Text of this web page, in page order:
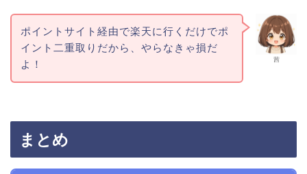
茜
ポイントサイト経由で楽天に行くだけでポ
イント二重取りだから、やらなきゃ損だ
よ！
まとめ